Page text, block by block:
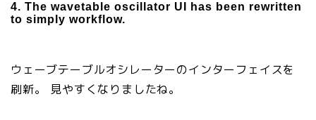
4. The wavetable oscillator UI has been rewritten
to simply workflow.
ウェーブテーブルオシレーターのインターフェイスを
刷新。 見やすくなりましたね。